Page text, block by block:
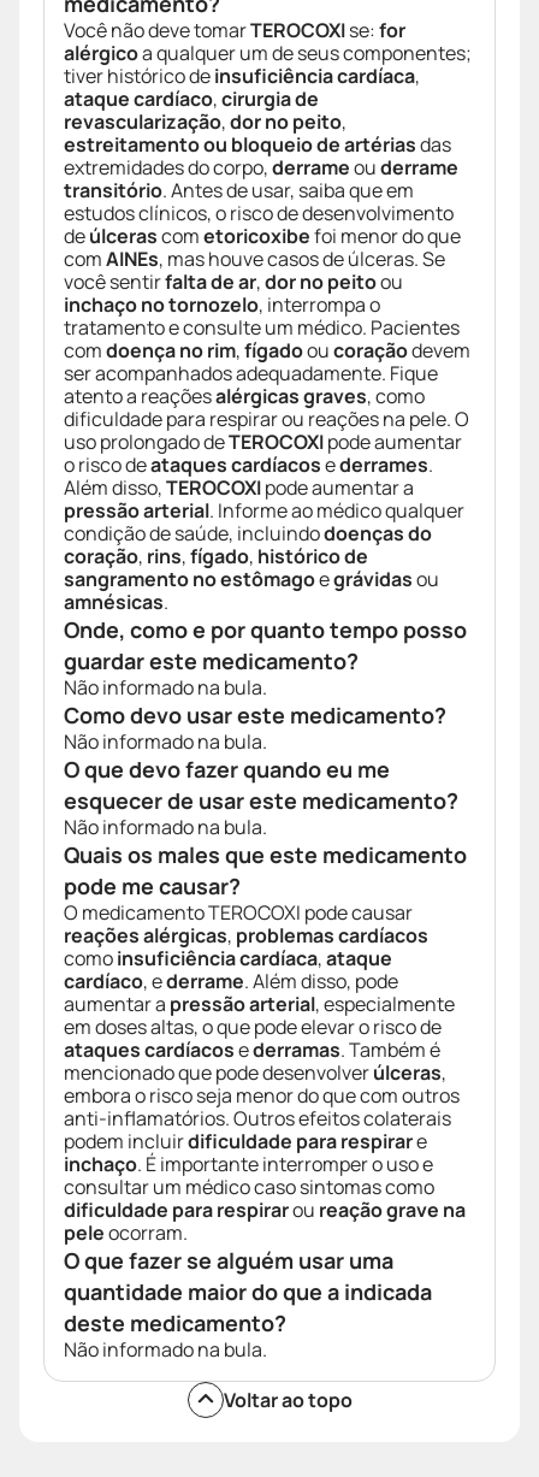
Você não deve tomarTEROCOXIse:for
alérgicoa qualquer um de seus componentes;
tiver histórico deinsuficiência cardíaca,
ataque cardíaco,cirurgia de
revascularização,dor no peito,
estreitamento ou bloqueio de artériasdas
extremidades do corpo,derrameouderrame
transitório. Antes de usar, saiba que em
estudos clínicos, o risco de desenvolvimento
deúlcerascometoricoxibefoi menor do que
comAINEs, mas houve casos de úlceras. Se
você sentirfalta de ar,dor no peitoou
inchaço no tornozelo, interrompa o
tratamento e consulte um médico. Pacientes
comdoença no rim,fígadooucoraçãodevem
ser acompanhados adequadamente. Fique
atento a reaçõesalérgicas graves, como
dificuldade para respirar ou reações na pele. O
uso prolongado deTEROCOXIpode aumentar
o risco deataques cardíacosederrames.
Além disso,TEROCOXIpode aumentar a
pressão arterial. Informe ao médico qualquer
condição de saúde, incluindodoenças do
coração, rins,fígado, histórico de
sangramento no estômagoegrávidasou
amnésicas.
Onde, como e por quanto tempo posso
guardar este medicamento?
Não informado na bula.
Como devo usar este medicamento?
Não informado na bula.
O que devo fazer quando eu me
esquecer de usar este medicamento?
Não informado na bula.
Quais os males que este medicamento
pode me causar?
O medicamento TEROCOXI pode causar
reações alérgicas, problemas cardíacos
comoinsuficiência cardíaca,ataque
cardíaco, ederrame. Além disso, pode
aumentar a pressão arterial, especialmente
em doses altas, o que pode elevar o risco de
ataques cardíacosederramas. Também é
mencionado que pode desenvolverúlceras,
embora o risco seja menor do que com outros
anti-inflamatórios. Outros efeitos colaterais
podem incluirdificuldade para respirare
inchaço. É importante interromper o uso e
consultar um médico caso sintomas como
dificuldade para respirarou reação grave na
peleocorram.
O que fazer se alguém usar uma
quantidade maior do que a indicada
deste medicamento?
Não informado na bula.
Voltar ao topo